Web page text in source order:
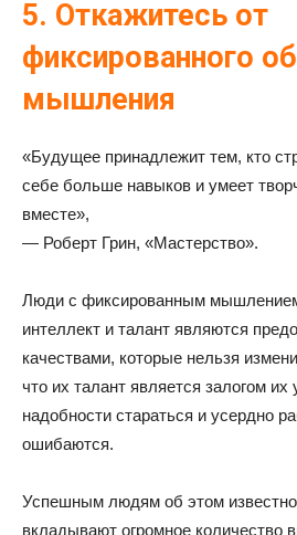
5. Откажитесь от
фиксированного
мышления
«Будущее принадлежит тем, кто
себе больше навыков и умеет
вместе»,
— Роберт Грин, «Мастерство».
Люди с фиксированным мышлением
интеллект и талант являются
качествами, которые нельзя
что их талант является залогом их
надобности стараться и усердно
ошибаются.
Успешным людям об этом
вкладывают огромное количество